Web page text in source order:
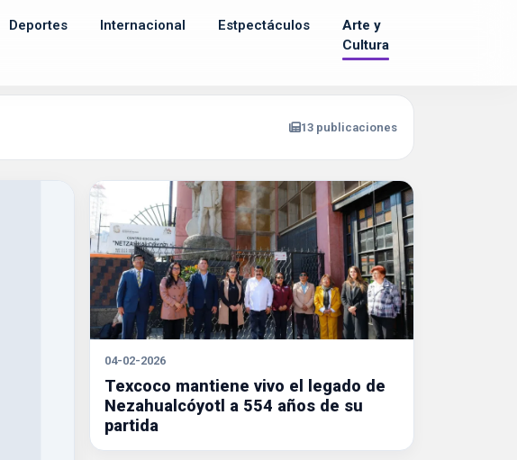
Deportes Internacional Estpectáculos
Arte y
Cultura
13 publicaciones
04-02-2026
Texcoco mantiene vivo el legado de
Nezahualcóyotl a 554 años de su
partida